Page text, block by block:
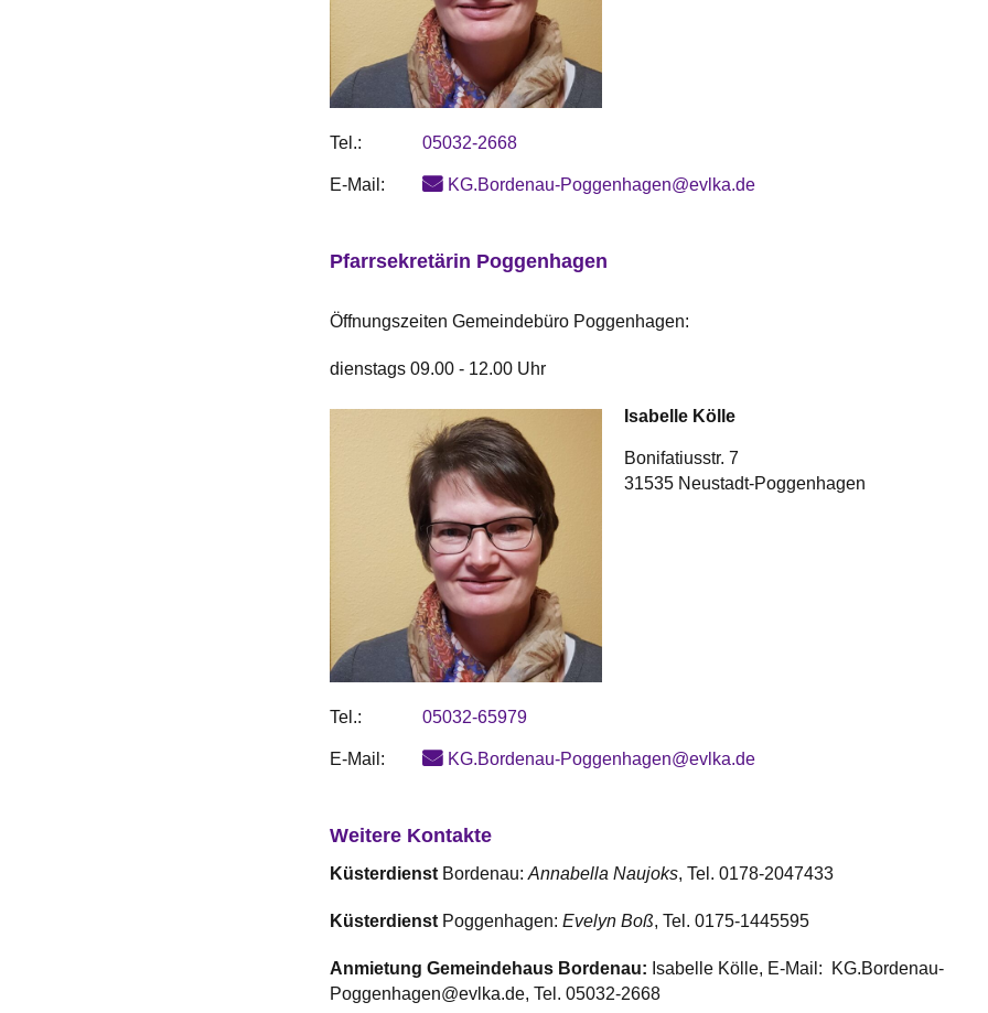
Tel.: 05032-2668
E-Mail: KG.Bordenau-Poggenhagen@evlka.de
Pfarrsekretärin Poggenhagen
Öffnungszeiten Gemeindebüro Poggenhagen:
dienstags 09.00 - 12.00 Uhr
Isabelle Kölle
Bonifatiusstr. 7
31535 Neustadt-Poggenhagen
Tel.: 05032-65979
E-Mail: KG.Bordenau-Poggenhagen@evlka.de
Weitere Kontakte
KüsterdienstBordenau: Annabella Naujoks, Tel. 0178-2047433
KüsterdienstPoggenhagen: Evelyn Boß, Tel. 0175-1445595
Anmietung Gemeindehaus Bordenau: Isabelle Kölle, E-Mail: KG.Bordenau-
Poggenhagen@evlka.de, Tel. 05032-2668